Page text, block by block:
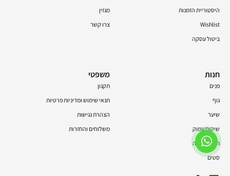
היסטוריית הזמנות
Wishlist
ביטול עסקה
מגזין
צרו קשר
חנות
פנים
גוף
שיער
שיקום עמוק
תוספי תזונה
סטים
משפטי
תקנון
תנאי שימוש ומדיניות פרטיות
הצהרת נגישות
משלוחים והחזרות